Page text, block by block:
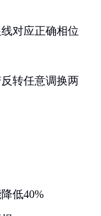
对应正确相位
转任意调换两
低40%